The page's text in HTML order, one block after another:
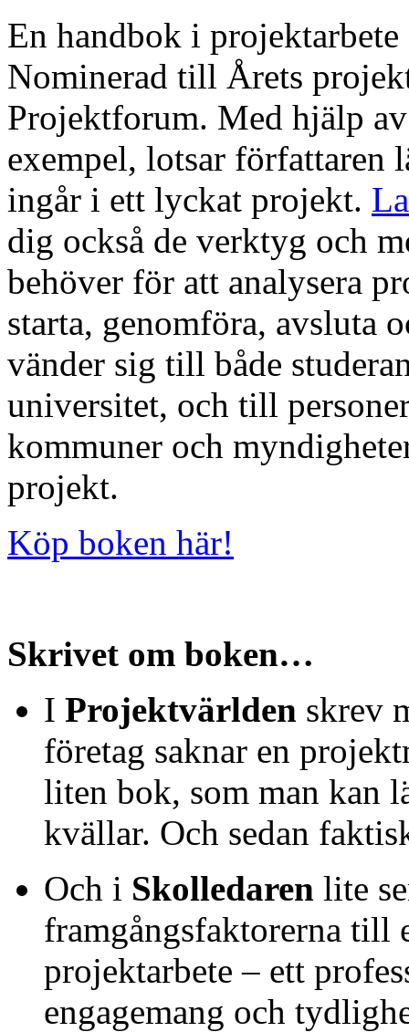
En handbok i
Nominerad till Årets
Projektforum. Med hjälp
exempel, lotsar författaren
ingår i ett lyckat projekt.
dig också de verktyg och
behöver för att analysera
starta, genomföra, avsluta
vänder sig till både
universitet, och till
kommuner och
projekt.
Köp boken här!
Skrivet om boken…
I Projektvärlden skrev
företag saknar en
liten bok, som man kan
kvällar. Och sedan
Och i Skolledaren lite
framgångsfaktorerna till
projektarbete – ett
engagemang och